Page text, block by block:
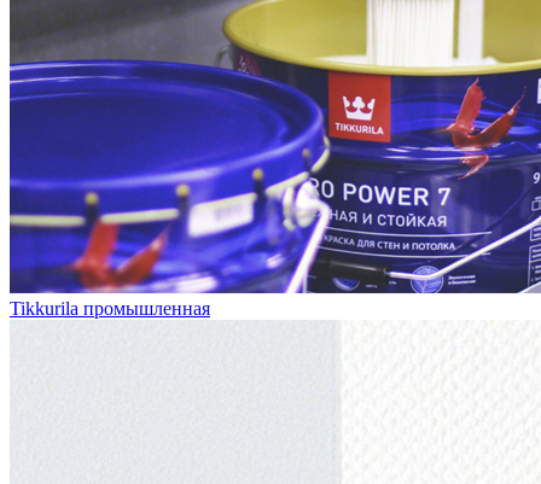
Tikkurila промышленная